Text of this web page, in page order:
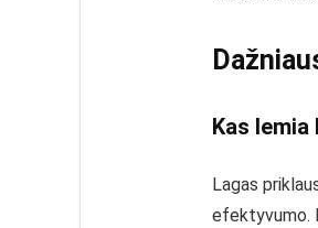
Kas
Lagas
efektyvumo.